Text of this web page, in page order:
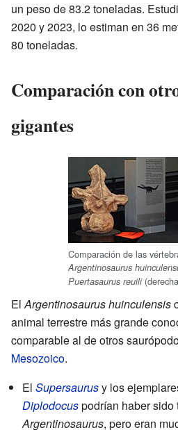
un peso de 83.2 toneladas.
2020 y 2023, lo estiman en 36
80 toneladas.
Comparación con
gigantes
Comparación de las
Argentinosaurus
Puertasaurus reuili
ElArgentinosaurus huinculensis
animal terrestre más grande
comparable al de otros
Mesozoico.
El Supersaurusy los
Diplodocuspodrían haber sido
Argentinosaurus, pero eran